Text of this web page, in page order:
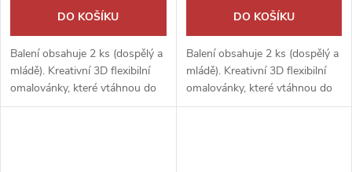
DO KOŠÍKU
Balení obsahuje 2 ks (dospělý a
mládě). Kreativní 3D flexibilní
omalovánky, které vtáhnou do
světa přírody. Probuď v sobě
DO KOŠÍKU
Balení obsahuje 2 ks (dospělý a
mládě). Kreativní 3D flexibilní
omalovánky, které vtáhnou do
světa přírody. Probuď v sobě